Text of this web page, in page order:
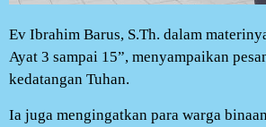
Ev Ibrahim Barus, S.Th. dalam
Ayat 3 sampai 15”, menyampaikan
kedatangan Tuhan.
Ia juga mengingatkan para warga